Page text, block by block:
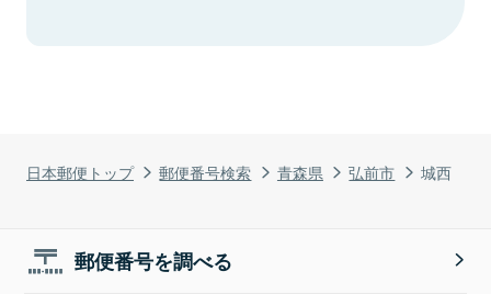
日本郵便トップ 郵便番号検索 青森県 弘前市 城西
郵便番号を調べる